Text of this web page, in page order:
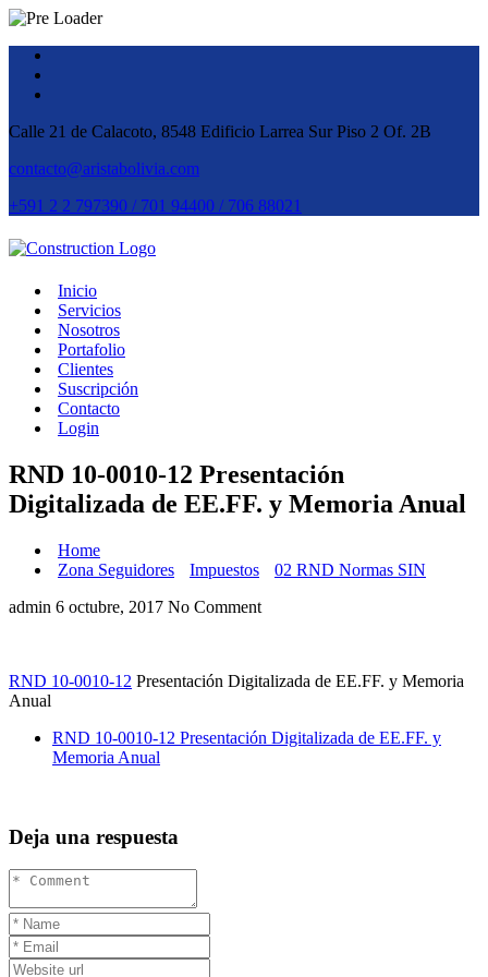
Calle 21 de Calacoto, 8548 Edificio Larrea Sur Piso 2 Of. 2B
contacto@aristabolivia.com
+591 2 2 797390 / 701 94400 / 706 88021
Inicio
Servicios
Nosotros
Portafolio
Clientes
Suscripción
Contacto
Login
RND 10-0010-12 Presentación
Digitalizada de EE.FF. y Memoria Anual
Home
Zona Seguidores
Impuestos
02 RND Normas SIN
admin 6 octubre, 2017 No Comment
RND 10-0010-12 Presentación Digitalizada de EE.FF. y Memoria
Anual
RND 10-0010-12 Presentación Digitalizada de EE.FF. y
Memoria Anual
Deja una respuesta